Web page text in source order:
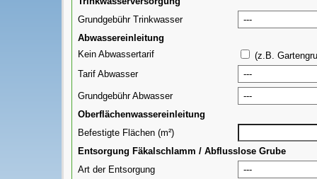
Grundgebühr Trinkwasser
Abwassereinleitung
Kein Abwassertarif
(z.B.
Tarif Abwasser
Grundgebühr Abwasser
Oberflächenwassereinleitung
Befestigte Flächen (m²)
Entsorgung Fäkalschlamm / Abflusslose Grube
Art der Entsorgung